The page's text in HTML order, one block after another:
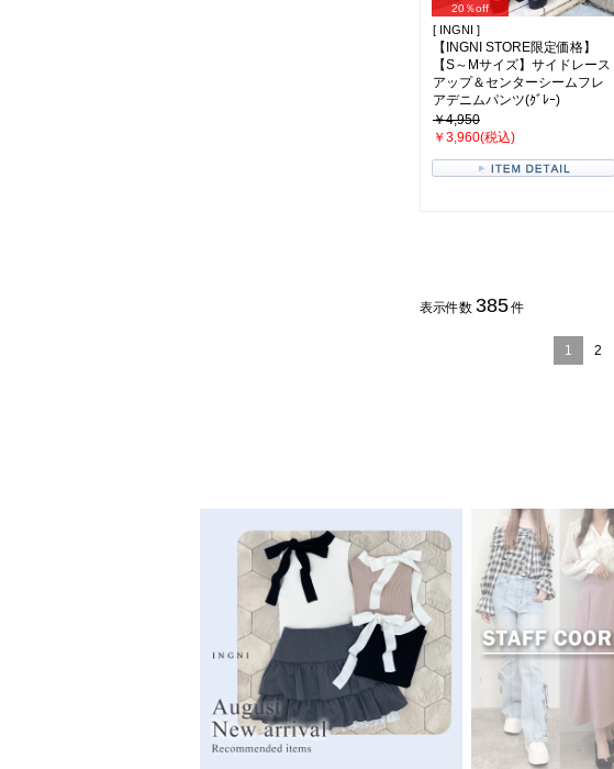
20％off
[ INGNI ]
【INGNI STORE限定価格】
【S～Mサイズ】サイドレース
アップ＆センターシームフレ
アデニムパンツ(ｸﾞﾚｰ)
￥4,950
￥3,960(税込)
表示件数 385 件
1 2